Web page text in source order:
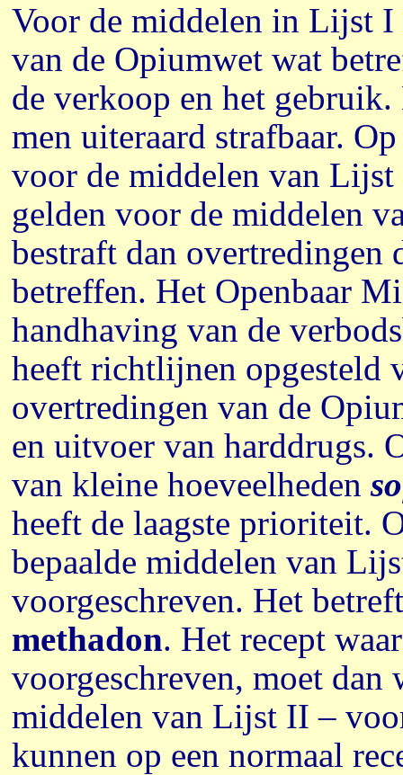
Voor de middelen in Lijst I
van de Opiumwet wat
de verkoop en het
men uiteraard strafbaar.
voor de middelen van
gelden voor de middelen
bestraft dan
betreffen. Het Openbaar
handhaving van de
heeft richtlijnen opgesteld
overtredingen van de
en uitvoer van harddrugs.
van kleine hoeveelheden
heeft de laagste prioriteit.
bepaalde middelen van
voorgeschreven. Het
methadon. Het recept
voorgeschreven, moet dan
middelen van Lijst II –
kunnen op een normaal